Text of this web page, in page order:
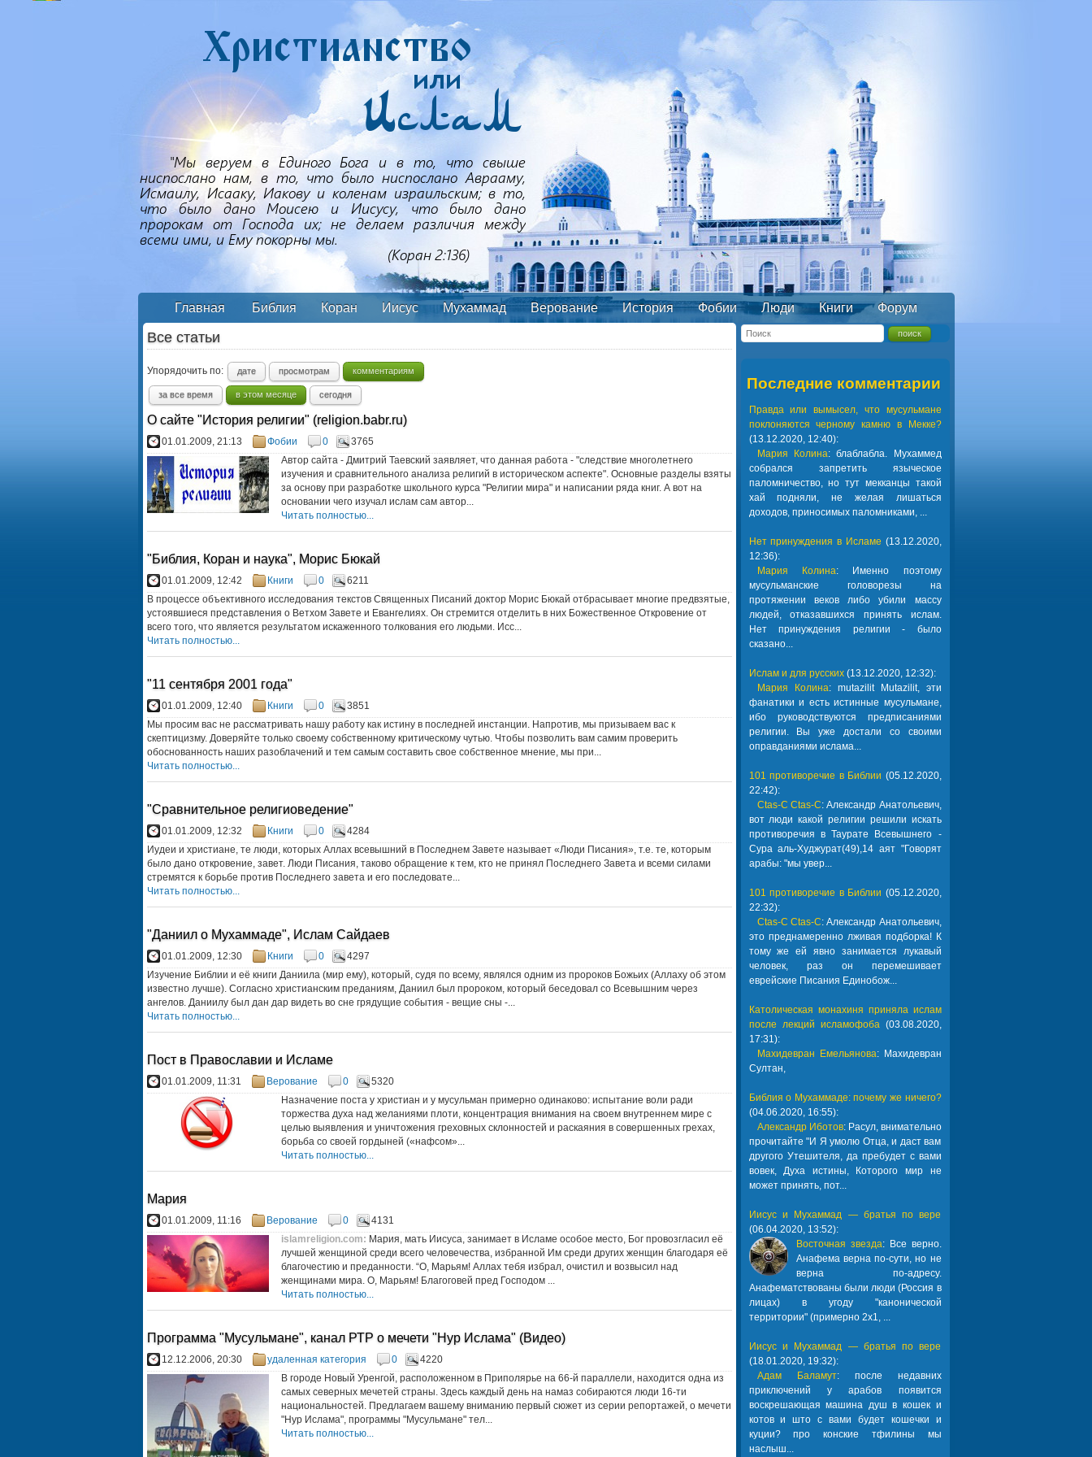
Главная Библия Коран Иисус Мухаммад Верование История Фобии Люди Книги Форум
Все статьи
Упорядочить по: дате просмотрам комментариям
за все время в этом месяце сегодня
О сайте "История религии" (religion.babr.ru)
01.01.2009, 21:13 Фобии 0
3765
Автор сайта - Дмитрий Таевский заявляет, что данная работа - "следствие многолетнего
изучения и сравнительного анализа религий в историческом аспекте". Основные разделы взяты
за основу при разработке школьного курса "Религии мира" и написании ряда книг. А вот на
основании чего изучал ислам сам автор...
Читать полностью...
"Библия, Коран и наука", Морис Бюкай
01.01.2009, 12:42 Книги 0
6211
В процессе объективного исследования текстов Священных Писаний доктор Морис Бюкай отбрасывает многие предвзятые,
устоявшиеся представления о Ветхом Завете и Евангелиях. Он стремится отделить в них Божественное Откровение от
всего того, что является результатом искаженного толкования его людьми. Исс...
Читать полностью...
"11 сентября 2001 года"
01.01.2009, 12:40 Книги 0
3851
Мы просим вас не рассматривать нашу работу как истину в последней инстанции. Напротив, мы призываем вас к
скептицизму. Доверяйте только своему собственному критическому чутью. Чтобы позволить вам самим проверить
обоснованность наших разоблачений и тем самым составить свое собственное мнение, мы при...
Читать полностью...
"Сравнительное религиоведение"
01.01.2009, 12:32 Книги 0
4284
Иудеи и христиане, те люди, которых Аллах всевышний в Последнем Завете называет «Люди Писания», т.е. те, которым
было дано откровение, завет. Люди Писания, таково обращение к тем, кто не принял Последнего Завета и всеми силами
стремятся к борьбе против Последнего завета и его последовате...
Читать полностью...
"Даниил о Мухаммаде", Ислам Сайдаев
01.01.2009, 12:30 Книги 0
4297
Изучение Библии и её книги Даниила (мир ему), который, судя по всему, являлся одним из пророков Божьих (Аллаху об этом
известно лучше). Согласно христианским преданиям, Даниил был пророком, который беседовал со Всевышним через
ангелов. Даниилу был дан дар видеть во сне грядущие события - вещие сны -...
Читать полностью...
Пост в Православии и Исламе
01.01.2009, 11:31 Верование 0
5320
Назначение поста у христиан и у мусульман примерно одинаково: испытание воли ради
торжества духа над желаниями плоти, концентрация внимания на своем внутреннем мире с
целью выявления и уничтожения греховных склонностей и раскаяния в совершенных грехах,
борьба со своей гордыней («нафсом»...
Читать полностью...
Мария
01.01.2009, 11:16 Верование 0
4131
islamreligion.com: Мария, мать Иисуса, занимает в Исламе особое место, Бог провозгласил её
лучшей женщиной среди всего человечества, избранной Им среди других женщин благодаря её
благочестию и преданности. “О, Марьям! Аллах тебя избрал, очистил и возвысил над
женщинами мира. О, Марьям! Благоговей пред Господом ...
Читать полностью...
Программа "Мусульмане", канал РТР о мечети "Нур Ислама" (Видео)
12.12.2006, 20:30 удаленная категория 0
4220
В городе Новый Уренгой, расположенном в Приполярье на 66-й параллели, находится одна из
самых северных мечетей страны. Здесь каждый день на намаз собираются люди 16-ти
национальностей. Предлагаем вашему вниманию первый сюжет из серии репортажей, о мечети
"Нур Ислама", программы "Мусульмане" тел...
Читать полностью...
Последние комментарии
Правда или вымысел, что мусульмане
поклоняются черному камню в Мекке?
(13.12.2020, 12:40):
Мария Колина: блаблабла. Мухаммед
собрался запретить языческое
паломничество, но тут мекканцы такой
хай подняли, не желая лишаться
доходов, приносимых паломниками, ...
Нет принуждения в Исламе (13.12.2020,
12:36):
Мария Колина: Именно поэтому
мусульманские головорезы на
протяжении веков либо убили массу
людей, отказавшихся принять ислам.
Нет принуждения религии - было
сказано...
Ислам и для русских(13.12.2020, 12:32):
Мария Колина: mutazilit Mutazilit, эти
фанатики и есть истинные мусульмане,
ибо руководствуются предписаниями
религии. Вы уже достали со своими
оправданиями ислама...
101 противоречие в Библии (05.12.2020,
22:42):
Ctas-C Ctas-C: Александр Анатольевич,
вот люди какой религии решили искать
противоречия в Таурате Всевышнего -
Сура аль-Худжурат(49),14 аят "Говорят
арабы: "мы увер...
101 противоречие в Библии (05.12.2020,
22:32):
Ctas-C Ctas-C: Александр Анатольевич,
это преднамеренно лживая подборка! К
тому же ей явно занимается лукавый
человек, раз он перемешивает
еврейские Писания Единобож...
Католическая монахиня приняла ислам
после лекций исламофоба(03.08.2020,
17:31):
Махидевран Емельянова: Махидевран
Султан,
Библия о Мухаммаде: почему же ничего?
(04.06.2020, 16:55):
Александр Иботов: Расул, внимательно
прочитайте "И Я умолю Отца, и даст вам
другого Утешителя, да пребудет с вами
вовек, Духа истины, Которого мир не
может принять, пот...
Иисус и Мухаммад — братья по вере
(06.04.2020, 13:52):
Восточная звезда: Все верно.
Анафема верна по-сути, но не
верна по-адресу.
Анафематствованы были люди (Россия в
лицах) в угоду "канонической
территории" (примерно 2х1, ...
Иисус и Мухаммад — братья по вере
(18.01.2020, 19:32):
Адам Баламут: после недавних
приключений у арабов появится
воскрешающая машина душ в кошек и
котов и што с вами будет кошечки и
куции? про конские тфилины мы
наслыш...